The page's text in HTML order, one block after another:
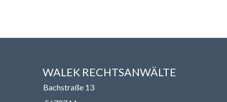
WALEK RECHTSANWÄLT​​E
Bachstraße 13